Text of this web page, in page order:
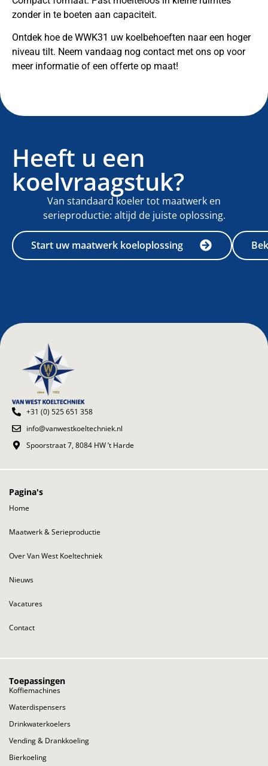
zonder in te boeten aan capaciteit.
Ontdek hoe de WWK31 uw koelbehoeften naar een hoger
niveau tilt. Neem vandaag nog contact met ons op voor
meer informatie of een offerte op maat!
Heeft u een
koelvraagstuk?
Van standaard koeler tot maatwerk en
serieproductie: altijd de juiste oplossing.
Start uw maatwerk koeloplossing
+31 (0) 525 651 358
info@vanwestkoeltechniek.nl
Spoorstraat 7, 8084 HW ’t Harde
Pagina's
Home
Maatwerk & Serieproductie
Over Van West Koeltechniek
Nieuws
Vacatures
Contact
Toepassingen
Koffiemachines
Waterdispensers
Drinkwaterkoelers
Vending & Drankkoeling
Bierkoeling